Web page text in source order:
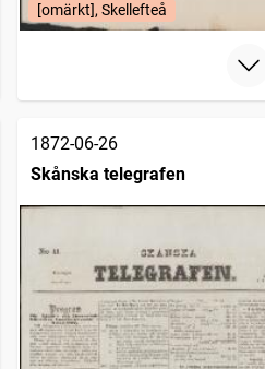
[omärkt], Skellefteå
1872-06-26
Skånska telegrafen